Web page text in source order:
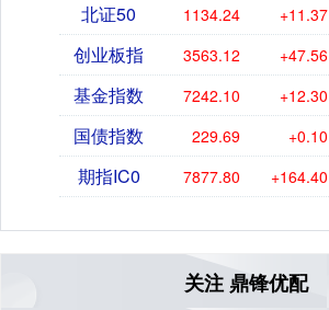
北证50 1134.24 +11.37
创业板指 3563.12 +47.56
基金指数 7242.10 +12.30
国债指数 229.69 +0.10
期指IC0 7877.80 +164.40
关注 鼎锋优配